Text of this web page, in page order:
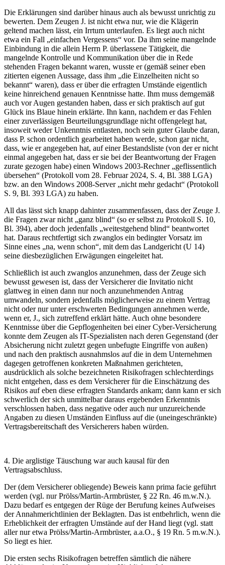
Die Erklärungen sind darüber hinaus auch als bewusst unrichtig zu
bewerten. Dem Zeugen J. ist nicht etwa nur, wie die Klägerin
geltend machen lässt, ein Irrtum unterlaufen. Es liegt auch nicht
etwa ein Fall „einfachen Vergessens“ vor. Da ihm seine mangelnde
Einbindung in die allein Herrn P. überlassene Tätigkeit, die
mangelnde Kontrolle und Kommunikation über die in Rede
stehenden Fragen bekannt waren, wusste er (gemäß seiner eben
zitierten eigenen Aussage, dass ihm „die Einzelheiten nicht so
bekannt“ waren), dass er über die erfragten Umstände eigentlich
keine hinreichend genauen Kenntnisse hatte. Ihm muss demgemäß
auch vor Augen gestanden haben, dass er sich praktisch auf gut
Glück ins Blaue hinein erklärte. Ihn kann, nachdem er das Fehlen
einer zuverlässigen Beurteilungsgrundlage nicht offengelegt hat,
insoweit weder Unkenntnis entlasten, noch sein guter Glaube daran,
dass P. schon ordentlich gearbeitet haben werde, schon gar nicht,
dass, wie er angegeben hat, auf einer Bestandsliste (von der er nicht
einmal angegeben hat, dass er sie bei der Beantwortung der Fragen
zurate gezogen habe) einen Windows 2003-Rechner „geflissentlich
übersehen“ (Protokoll vom 28. Februar 2024, S. 4, Bl. 388 LGA)
bzw. an den Windows 2008-Server „nicht mehr gedacht“ (Protokoll
S. 9, Bl. 393 LGA) zu haben.
All das lässt sich knapp dahinter zusammenfassen, dass der Zeuge J.
die Fragen zwar nicht „ganz blind“ (so er selbst zu Protokoll S. 10,
Bl. 394), aber doch jedenfalls „weitestgehend blind“ beantwortet
hat. Daraus rechtfertigt sich zwanglos ein bedingter Vorsatz im
Sinne eines „na, wenn schon“, mit dem das Landgericht (U 14)
seine diesbezüglichen Erwägungen eingeleitet hat.
Schließlich ist auch zwanglos anzunehmen, dass der Zeuge sich
bewusst gewesen ist, dass der Versicherer die Invitatio nicht
glattweg in einen dann nur noch anzunehmenden Antrag
umwandeln, sondern jedenfalls möglicherweise zu einem Vertrag
nicht oder nur unter erschwerten Bedingungen annehmen werde,
wenn er, J., sich zutreffend erklärt hätte. Auch ohne besondere
Kenntnisse über die Gepflogenheiten bei einer Cyber-Versicherung
konnte dem Zeugen als IT-Spezialisten nach deren Gegenstand (der
Absicherung nicht zuletzt gegen unbefugte Eingriffe von außen)
und nach den praktisch ausnahmslos auf die in dem Unternehmen
dagegen getroffenen konkreten Maßnahmen gerichteten,
ausdrücklich als solche bezeichneten Risikofragen schlechterdings
nicht entgehen, dass es dem Versicherer für die Einschätzung des
Risikos auf eben diese erfragten Standards ankam; dann kann er sich
schwerlich der sich unmittelbar daraus ergebenden Erkenntnis
verschlossen haben, dass negative oder auch nur unzureichende
Angaben zu diesen Umständen Einfluss auf die (uneingeschränkte)
Vertragsbereitschaft des Versicherers haben würden.
4. Die arglistige Täuschung war auch kausal für den
Vertragsabschluss.
Der (dem Versicherer obliegende) Beweis kann prima facie geführt
werden (vgl. nur Prölss/Martin-Armbrüster, § 22 Rn. 46 m.w.N.).
Dazu bedarf es entgegen der Rüge der Berufung keines Aufweises
der Annahmerichtlinien der Beklagten. Das ist entbehrlich, wenn die
Erheblichkeit der erfragten Umstände auf der Hand liegt (vgl. statt
aller nur etwa Prölss/Martin-Armbrüster, a.a.O., § 19 Rn. 5 m.w.N.).
So liegt es hier.
Die ersten sechs Risikofragen betreffen sämtlich die nähere